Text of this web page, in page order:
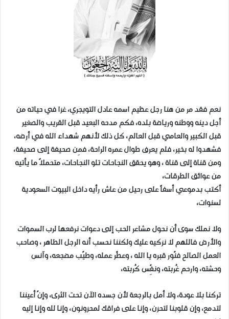
نعم فقد مر من هنا رجل عظيم اسمه عادل التويجري، غزا في حياته من
أجل دينه ووطنه ورياضة بلده، فكم مدحه البعيد قبل القريب والصغير
قبل الكبير والعامي قبل العالم، كل ذلك لأنهم شهداء الله في أرضه،
فشهدوا له بخير، فلم يعرف طوال عمره الراحة، فمِن صحيفة إلى صحيفة،
ومن قناة إلى قناة ، وهو يحقق النجاحات تلو النجاحات، متحملاً ما يأتيه
من عوائق الطرقات،
أكتب بدموعي أسفاً على رحيل من عاش رأيه داخل البيوت السعودية
لسنوات،
ولا نملك سوى أن نحول مشاعر الحب إلى دعوات نرفعها لرب السموات
والأرض فاللهم لا نزكيه عليك ولكننا نحسب أنه الرجل الطاهر ، وصاحب
العمل الصالح فنّور قبره يا الله ، وعطّر عمله، وطيّب مضجعه، وآنس
وحشته، وارحم غُربته، ونفِّس كُربته،
تركنا بلا عودة، ولا أمل بالرجعة لأن جسده الآن تحت الثرى، وإنّ أعيننا
لتدمع، وإن قلوبنا لتحزن، وإنا على فراقك لمحزونون، وإنا لله وإنا إليه